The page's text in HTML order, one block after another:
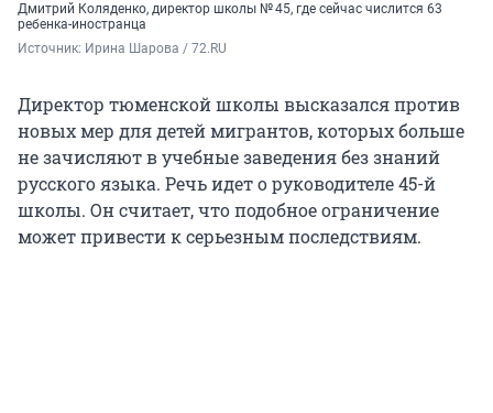
Дмитрий Коляденко, директор школы № 45, где сейчас числится 63
ребенка-иностранца
Источник: Ирина Шарова / 72.RU
Директор тюменской школы высказался против
новых мер для детей мигрантов, которых больше
не зачисляют в учебные заведения без знаний
русского языка. Речь идет о руководителе 45-й
школы. Он считает, что подобное ограничение
может привести к серьезным последствиям.